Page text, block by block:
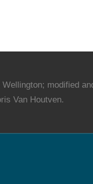
modified
Van Houtven.